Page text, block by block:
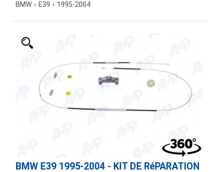
BMW › E39 › 1995-2004
BMW E39 1995-2004 - KIT DE RéPARATION